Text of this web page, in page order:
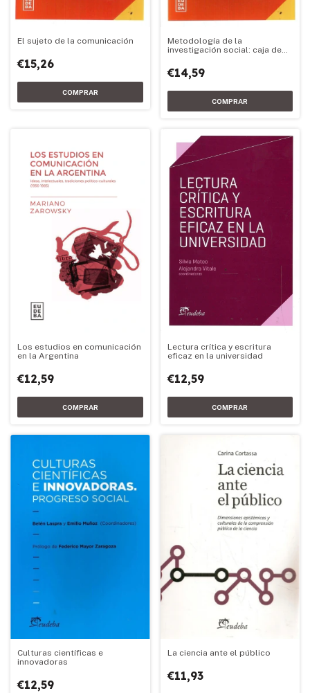
El sujeto de la comunicación
€15,26
Metodología de la
investigación social: caja de
€14,59
Los estudios en comunicación
en la Argentina
€12,59
Lectura crítica y escritura
eficaz en la universidad
€12,59
Culturas científicas e
innovadoras
€12,59
La ciencia ante el público
€11,93